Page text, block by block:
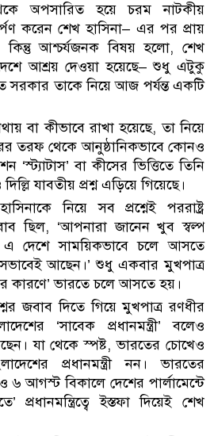
অপসারিত হয়ে চরম নাটকীয়
করেন শেখ হাসিনা– এর পর প্রায়
আশ্চর্যজনক বিষয় হলো, শেখ
আশ্রয় দেওয়া হয়েছে– শুধু এটুকু
সরকার তাকে নিয়ে আজ পর্যন্ত একটি
বা কীভাবে রাখা হয়েছে, তা নিয়ে
তরফ থেকে আনুষ্ঠানিকভাবে কোনও
‘স্ট্যাটাস’ বা কীসের ভিত্তিতে তিনি
যাবতীয় প্রশ্ন এড়িয়ে গিয়েছে।
নিয়ে সব প্রশ্নেই পররাষ্ট্র
ছিল, ‘আপনারা জানেন খুব স্বল্প
দেশে সাময়িকভাবে চলে আসতে
আছেন।’ শুধু একবার মুখপাত্র
কারণে’ ভারতে চলে আসতে হয়।
জবাব দিতে গিয়ে মুখপাত্র রণধীর
‘সাবেক প্রধানমন্ত্রী’ বলেও
যা থেকে স্পষ্ট, ভারতের চোখেও
প্রধানমন্ত্রী নন। ভারতের
৬ আগস্ট বিকালে দেশের পার্লামেন্টে
প্রধানমন্ত্রিত্বে ইস্তফা দিয়েই শেখ